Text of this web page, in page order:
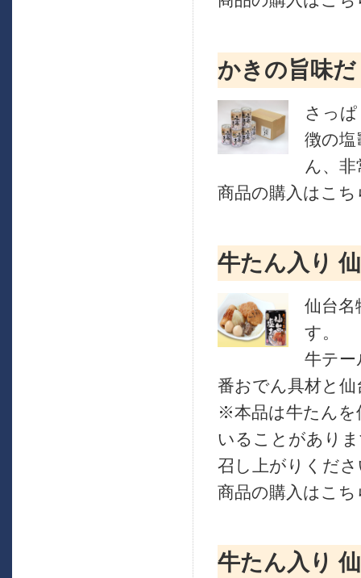
かきの旨味
さっ
徴の
ん、
商品の購入はこ
牛たん入り
仙台
す。
牛テ
番おでん具材と
※本品は牛たんを
いることがあり
召し上がりくだ
商品の購入はこ
牛たん入り